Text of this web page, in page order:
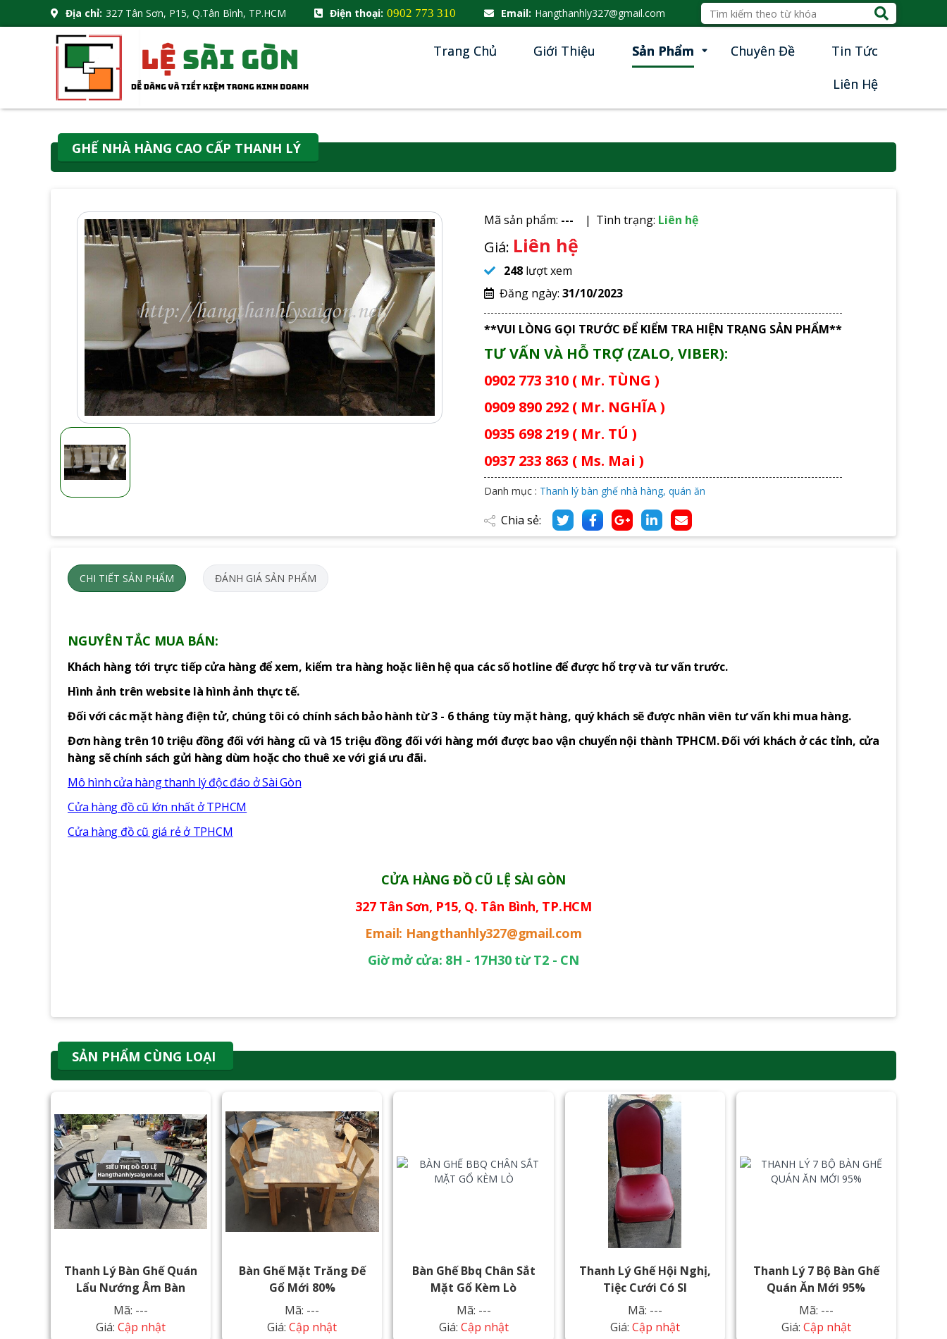
Địa chỉ: 327 Tân Sơn, P15, Q.Tân Bình, TP.HCM Điện thoại: 0902 773 310 Email: Hangthanhly327@gmail.com
Trang Chủ Giới Thiệu Sản Phẩm Chuyên Đề
Tin Tức
Liên Hệ
GHẾ NHÀ HÀNG CAO CẤP THANH LÝ
Mã sản phẩm: --- Tình trạng: Liên hệ
Giá: Liên hệ
248 lượt xem
Đăng ngày: 31/10/2023
**VUI LÒNG GỌI TRƯỚC ĐỂ KIỂM TRA HIỆN TRẠNG SẢN PHẨM**
TƯ VẤN VÀ HỖ TRỢ (ZALO, VIBER):
0902 773 310 ( Mr. TÙNG )
0909 890 292 ( Mr. NGHĨA )
0935 698 219 ( Mr. TÚ )
0937 233 863 ( Ms. Mai )
Danh mục : Thanh lý bàn ghế nhà hàng, quán ăn
Chia sẻ:
CHI TIẾT SẢN PHẨM ĐÁNH GIÁ SẢN PHẨM
NGUYÊN TẮC MUA BÁN:
Khách hàng tới trực tiếp cửa hàng để xem, kiểm tra hàng hoặc liên hệ qua các số hotline để được hổ trợ và tư vấn trước.
Hình ảnh trên website là hình ảnh thực tế.
Đối với các mặt hàng điện tử, chúng tôi có chính sách bảo hành từ 3 - 6 tháng tùy mặt hàng, quý khách sẽ được nhân viên tư vấn khi mua hàng.
Đơn hàng trên 10 triệu đồng đối với hàng cũ và 15 triệu đồng đối với hàng mới được bao vận chuyển nội thành TPHCM. Đối với khách ở các tỉnh, cửa
hàng sẽ chính sách gửi hàng dùm hoặc cho thuê xe với giá ưu đãi.
Mô hình cửa hàng thanh lý độc đáo ở Sài Gòn
Cửa hàng đồ cũ lớn nhất ở TPHCM
Cửa hàng đồ cũ giá rẻ ở TPHCM
CỬA HÀNG ĐỒ CŨ LỆ SÀI GÒN
327 Tân Sơn, P15, Q. Tân Bình, TP.HCM
Email: Hangthanhly327@gmail.com
Giờ mở cửa: 8H - 17H30 từ T2 - CN
SẢN PHẨM CÙNG LOẠI
Thanh Lý Bàn Ghế Quán
Lẩu Nướng Âm Bàn
Mã: ---
Giá:Cập nhật
Bàn Ghế Mặt Trăng Đế
Gổ Mới 80%
Mã: ---
Giá:Cập nhật
Bàn Ghế Bbq Chân Sắt
Mặt Gổ Kèm Lò
Mã: ---
Giá: Cập nhật
Thanh Lý Ghế Hội Nghị,
Tiệc Cưới Có Sl
Mã: ---
Giá: Cập nhật
Thanh Lý 7 Bộ Bàn Ghế
Quán Ăn Mới 95%
Mã: ---
Giá: Cập nhật